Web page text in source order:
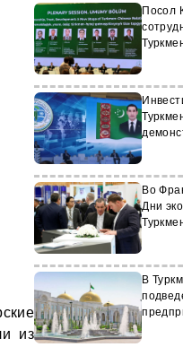
из
Посол
Во
Дни
В